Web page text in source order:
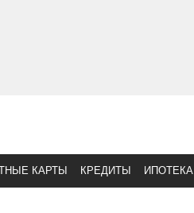
КАРТЫ КРЕДИТЫ ИПОТЕКА